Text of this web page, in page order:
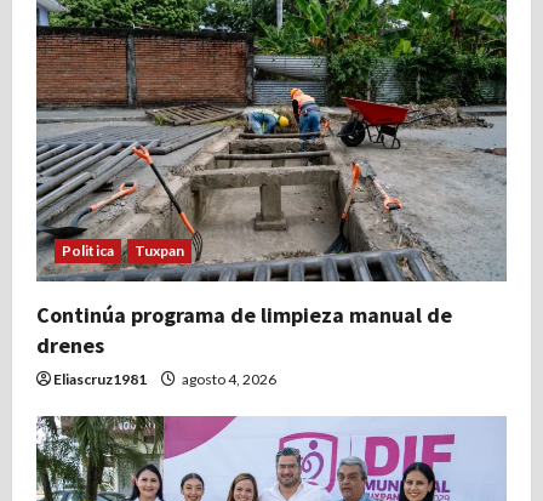
Politica Tuxpan
Continúa programa de limpieza manual de
drenes
Eliascruz1981 agosto 4, 2026